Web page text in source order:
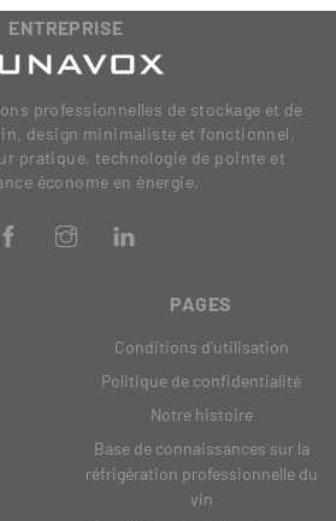
ENTREPRISE
professionnelles de stockage et de
design minimaliste et fonctionnel,
pratique, technologie de pointe et
économe en énergie.
PAGES
Conditions d'utilisation
Politique de confidentialité
Notre histoire
Base de connaissances sur la
réfrigération professionnelle du
vin